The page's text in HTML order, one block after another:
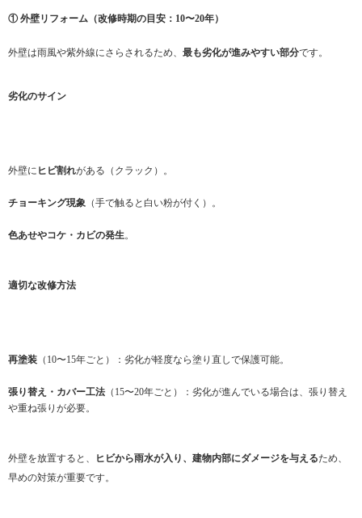
① 外壁リフォーム（改修時期の目安：10〜20年）
外壁は雨風や紫外線にさらされるため、 最も劣化が進みやすい部分です。
劣化のサイン
外壁に ヒビ割れがある（クラック）。
チョーキング現象 （手で触ると白い粉が付く）。
色あせやコケ・カビの発生。
適切な改修方法
再塗装 （10〜15年ごと）：劣化が軽度なら塗り直しで保護可能。
張り替え・カバー工法 （15〜20年ごと）：劣化が進んでいる場合は、張り替え
や重ね張りが必要。
外壁を放置すると、 ヒビから雨水が入り、建物内部にダメージを与えるため、
早めの対策が重要です。